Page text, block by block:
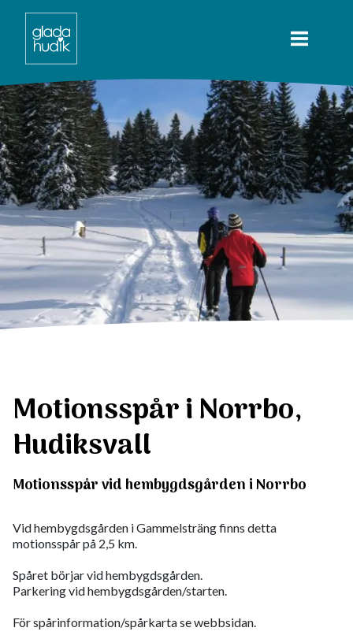
Motionsspår i Norrbo,
Hudiksvall
Motionsspår vid hembygdsgården i Norrbo
Vid hembygdsgården i Gammelsträng finns detta
motionsspår på 2,5 km.
Spåret börjar vid hembygdsgården.
Parkering vid hembygdsgården/starten.
För spårinformation/spårkarta se webbsidan.